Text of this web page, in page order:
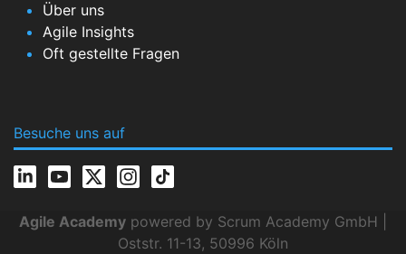
Über uns
Agile Insights
Oft gestellte Fragen
Besuche uns auf
Agile Academy powered by Scrum Academy GmbH |
Oststr. 11-13, 50996 Köln